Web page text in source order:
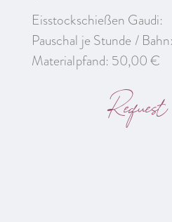
Eisstockschießen Gaudi:
Pauschal je Stunde /
Materialpfand: 50,00 €